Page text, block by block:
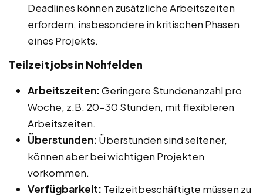
Deadlines können zusätzliche Arbeitszeiten
erfordern, insbesondere in kritischen Phasen
eines Projekts.
Teilzeitjobs in Nohfelden
Arbeitszeiten:Geringere Stundenanzahl pro
Woche, z.B. 20-30 Stunden, mit flexibleren
Arbeitszeiten.
Überstunden: Überstunden sind seltener,
können aber bei wichtigen Projekten
vorkommen.
Verfügbarkeit: Teilzeitbeschäftigte müssen zu